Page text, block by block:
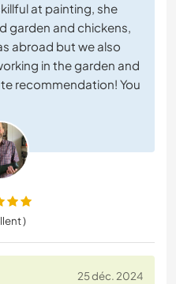
at painting, she
garden and chickens,
abroad but we also
in the garden and
recommendation! You
)
25 déc. 2024